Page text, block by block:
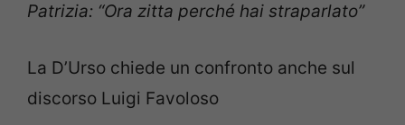
Patrizia: “Ora zitta perché hai straparlato”
La D’Urso chiede un confronto anche sul
discorso Luigi Favoloso